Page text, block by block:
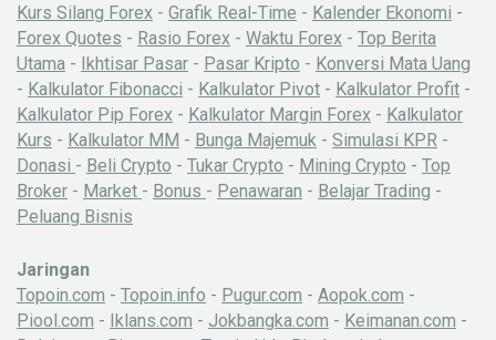
Kurs Silang Forex - Grafik Real-Time - Kalender Ekonomi -
Forex Quotes - Rasio Forex - Waktu Forex - Top Berita
Utama - Ikhtisar Pasar - Pasar Kripto - Konversi Mata Uang
- Kalkulator Fibonacci - Kalkulator Pivot - Kalkulator Profit -
Kalkulator Pip Forex - Kalkulator Margin Forex - Kalkulator
Kurs - Kalkulator MM - Bunga Majemuk - Simulasi KPR -
Donasi - Beli Crypto - Tukar Crypto - Mining Crypto - Top
Broker - Market - Bonus - Penawaran - Belajar Trading -
Peluang Bisnis
Jaringan
Topoin.com - Topoin.info - Pugur.com - Aopok.com -
Piool.com - Iklans.com - Jokbangka.com - Keimanan.com -